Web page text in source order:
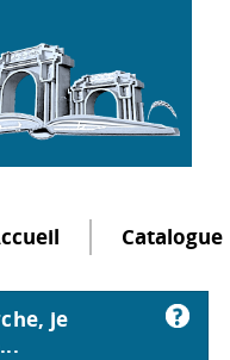
Catalogue
je